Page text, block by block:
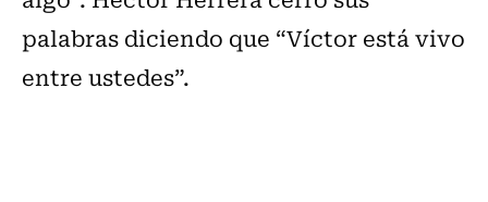
palabras diciendo que “Víctor está vivo
entre ustedes”.